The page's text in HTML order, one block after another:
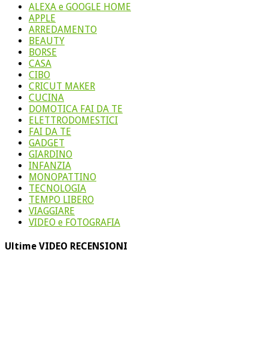
ALEXA e GOOGLE HOME
APPLE
ARREDAMENTO
BEAUTY
BORSE
CASA
CIBO
CRICUT MAKER
CUCINA
DOMOTICA FAI DA TE
ELETTRODOMESTICI
FAI DA TE
GADGET
GIARDINO
INFANZIA
MONOPATTINO
TECNOLOGIA
TEMPO LIBERO
VIAGGIARE
VIDEO e FOTOGRAFIA
Ultime VIDEO RECENSIONI